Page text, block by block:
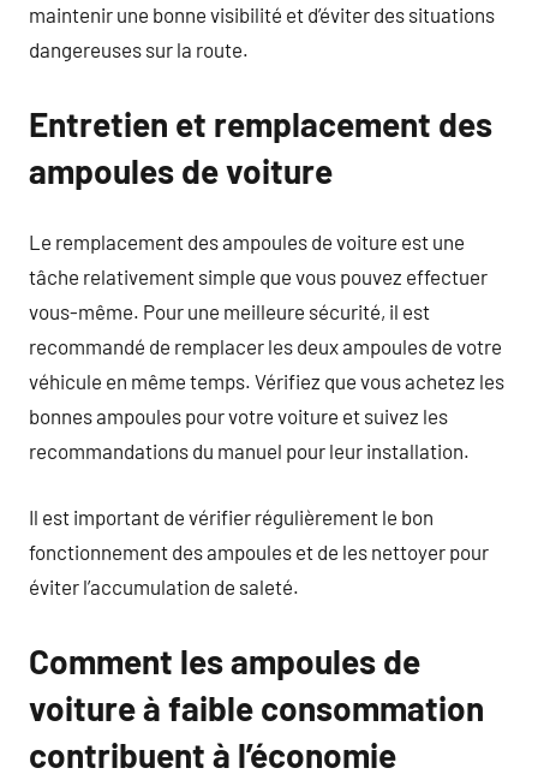
maintenir une bonne visibilité et d’éviter des situations
dangereuses sur la route.
Entretien et remplacement des
ampoules de voiture
Le remplacement des ampoules de voiture est une
tâche relativement simple que vous pouvez effectuer
vous-même. Pour une meilleure sécurité, il est
recommandé de remplacer les deux ampoules de votre
véhicule en même temps. Vérifiez que vous achetez les
bonnes ampoules pour votre voiture et suivez les
recommandations du manuel pour leur installation.
Il est important de vérifier régulièrement le bon
fonctionnement des ampoules et de les nettoyer pour
éviter l’accumulation de saleté.
Comment les ampoules de
voiture à faible consommation
contribuent à l’économie